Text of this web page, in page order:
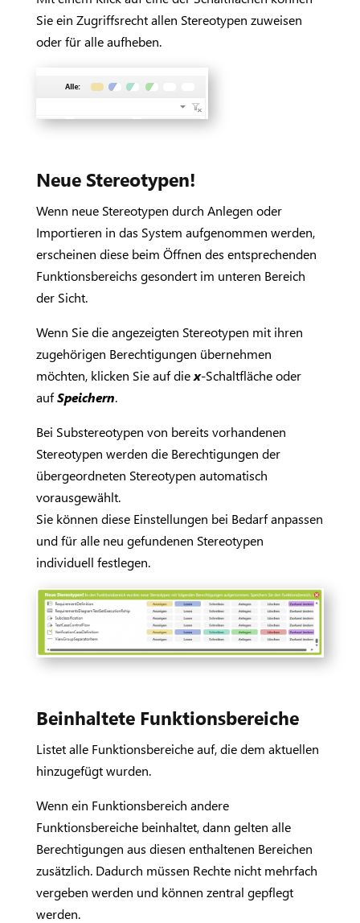
Sie ein Zugriffsrecht allen Stereotypen zuweisen
oder für alle aufheben.
Neue Stereotypen!
Wenn neue Stereotypen durch Anlegen oder
Importieren in das System aufgenommen werden,
erscheinen diese beim Öffnen des entsprechenden
Funktionsbereichs gesondert im unteren Bereich
der Sicht.
Wenn Sie die angezeigten Stereotypen mit ihren
zugehörigen Berechtigungen übernehmen
möchten, klicken Sie auf die x-Schaltfläche oder
auf Speichern.
Bei Substereotypen von bereits vorhandenen
Stereotypen werden die Berechtigungen der
übergeordneten Stereotypen automatisch
vorausgewählt.
Sie können diese Einstellungen bei Bedarf anpassen
und für alle neu gefundenen Stereotypen
individuell festlegen.
Beinhaltete Funktionsbereiche
Listet alle Funktionsbereiche auf, die dem aktuellen
hinzugefügt wurden.
Wenn ein Funktionsbereich andere
Funktionsbereiche beinhaltet, dann gelten alle
Berechtigungen aus diesen enthaltenen Bereichen
zusätzlich. Dadurch müssen Rechte nicht mehrfach
vergeben werden und können zentral gepflegt
werden.